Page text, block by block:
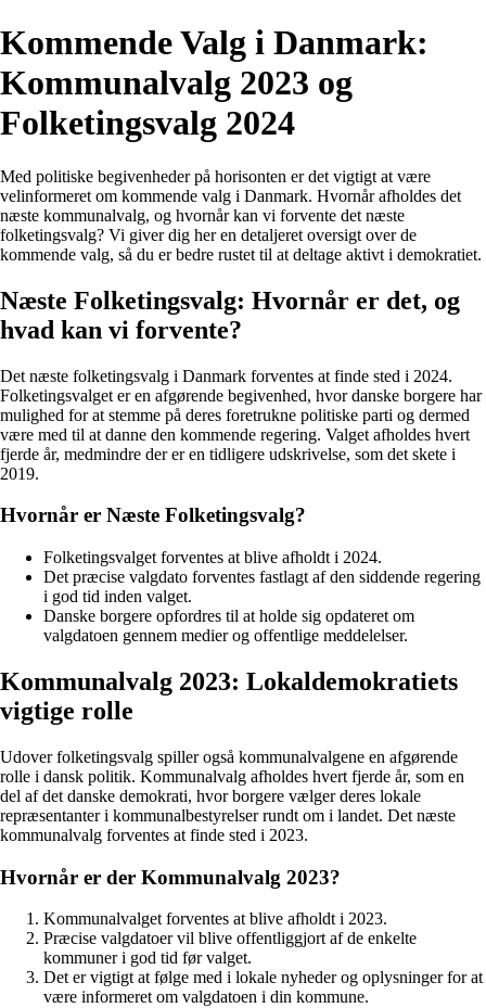
Kommende Valg i Danmark:
Kommunalvalg 2023 og
Folketingsvalg 2024
Med politiske begivenheder på horisonten er det vigtigt at være
velinformeret om kommende valg i Danmark. Hvornår afholdes det
næste kommunalvalg, og hvornår kan vi forvente det næste
folketingsvalg? Vi giver dig her en detaljeret oversigt over de
kommende valg, så du er bedre rustet til at deltage aktivt i demokratiet.
Næste Folketingsvalg: Hvornår er det, og
hvad kan vi forvente?
Det næste folketingsvalg i Danmark forventes at finde sted i 2024.
Folketingsvalget er en afgørende begivenhed, hvor danske borgere har
mulighed for at stemme på deres foretrukne politiske parti og dermed
være med til at danne den kommende regering. Valget afholdes hvert
fjerde år, medmindre der er en tidligere udskrivelse, som det skete i
2019.
Hvornår er Næste Folketingsvalg?
Folketingsvalget forventes at blive afholdt i 2024.
Det præcise valgdato forventes fastlagt af den siddende regering
i god tid inden valget.
Danske borgere opfordres til at holde sig opdateret om
valgdatoen gennem medier og offentlige meddelelser.
Kommunalvalg 2023: Lokaldemokratiets
vigtige rolle
Udover folketingsvalg spiller også kommunalvalgene en afgørende
rolle i dansk politik. Kommunalvalg afholdes hvert fjerde år, som en
del af det danske demokrati, hvor borgere vælger deres lokale
repræsentanter i kommunalbestyrelser rundt om i landet. Det næste
kommunalvalg forventes at finde sted i 2023.
Hvornår er der Kommunalvalg 2023?
Kommunalvalget forventes at blive afholdt i 2023.
Præcise valgdatoer vil blive offentliggjort af de enkelte
kommuner i god tid før valget.
Det er vigtigt at følge med i lokale nyheder og oplysninger for at
være informeret om valgdatoen i din kommune.